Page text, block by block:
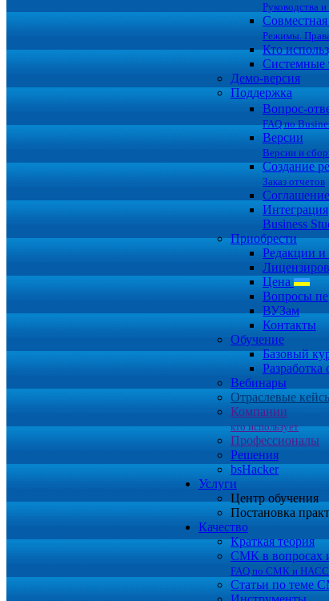
Руководства
Совместная
Режимы.
Кто
Системные
Демо-версия
Поддержка
Вопрос-
FAQ по
Версии
Версии и
Создание
Заказ отчетов
Интеграция
Business
Приобрести
Редакции
Цена
Вопросы
ВУЗам
Контакты
Обучение
Базовый
Разработка
Вебинары
Отраслевые
Компании
кто использует
Профессионалы
Решения
bsHacker
Услуги
Центр обучения
Постановка
Качество
Краткая теория
СМК в вопросах
FAQ по СМК и
Статьи по теме